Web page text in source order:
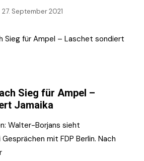
27. September 2021
Sieg für Ampel –
Jamaika
Walter-Borjans sieht
mit FDP Berlin. Nach